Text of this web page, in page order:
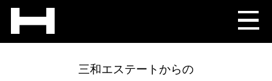
三和エステートからの